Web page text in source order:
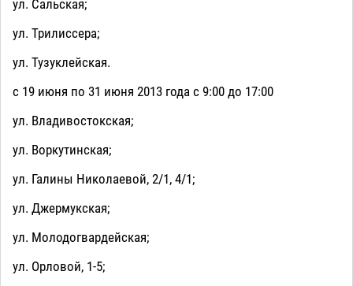
ул. Сальская;
ул. Трилиссера;
ул. Тузуклейская.
с 19 июня по 31 июня 2013 года с 9:00 до 17:00
ул. Владивостокская;
ул. Воркутинская;
ул. Галины Николаевой, 2/1, 4/1;
ул. Джермукская;
ул. Молодогвардейская;
ул. Орловой, 1-5;